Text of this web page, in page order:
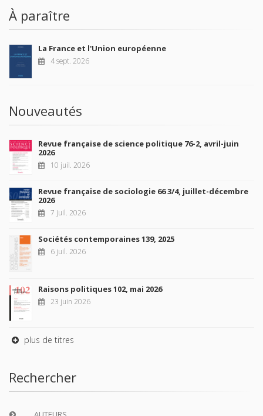
À paraître
La France et l'Union européenne
4 sept. 2026
Nouveautés
Revue française de science politique 76-2, avril-juin
2026
10 juil. 2026
Revue française de sociologie 66 3/4, juillet-décembre
2026
7 juil. 2026
Sociétés contemporaines 139, 2025
6 juil. 2026
Raisons politiques 102, mai 2026
23 juin 2026
plus de titres
Rechercher